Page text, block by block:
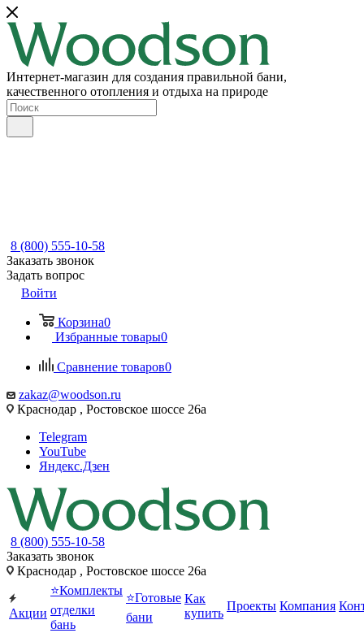
Интернет-магазин для создания правильной бани,
качественного отопления и отдыха на природе
8 (800) 555-10-58
Заказать звонок
Задать вопрос
Войти
Корзина0
Избранные товары0
Сравнение товаров0
zakaz@woodson.ru
Краснодар , Ростовское шоссе 26а
Telegram
YouTube
Яндекс.Дзен
8 (800) 555-10-58
Заказать звонок
Краснодар , Ростовское шоссе 26а
Акции
⭐Комплекты
отделки
бань
⭐Готовые
бани
Как
купить
Проекты Компания